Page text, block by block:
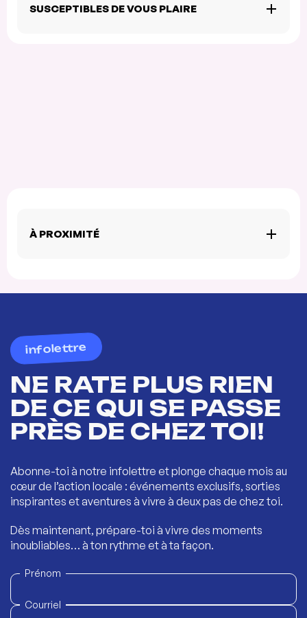
SUSCEPTIBLES DE VOUS PLAIRE
À PROXIMITÉ
infolettre
NE RATE PLUS RIEN
DE CE QUI SE PASSE
PRÈS DE CHEZ TOI!
Abonne-toi à notre infolettre et plonge chaque mois au
cœur de l’action locale : événements exclusifs, sorties
inspirantes et aventures à vivre à deux pas de chez toi.
Dès maintenant, prépare-toi à vivre des moments
inoubliables… à ton rythme et à ta façon.
Prénom
Courriel